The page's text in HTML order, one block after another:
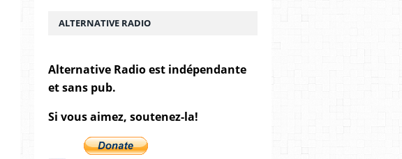
ALTERNATIVE RADIO
Alternative Radio est indépendante
et sans pub.
Si vous aimez, soutenez-la!